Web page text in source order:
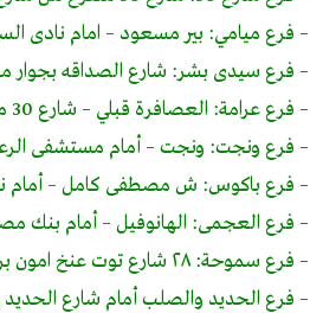
– فرع ميامي: بير مسعود – امام نادى
– فرع سيدى بشر: شارع الصداقه
– فرع عرامة: العصافرة قبلي – شارع 30 متفرع من 45 – آخر الشارع ( أول الشارع مطعم أبو كمال ) – بعد مدرسة عرامة
– فرع ونجت: ونجت – أمام مستشفى
– فرع باكوس: ش مصطفى كامل – أمام
– فرع العجمى: الهانوفيل – أمام بنك
– فرع سموحة: ٢٨ شارع توت عنخ امون برج الثغر امام مدارس محمد كريم
– فرع الحديد والصلب أمام شارع